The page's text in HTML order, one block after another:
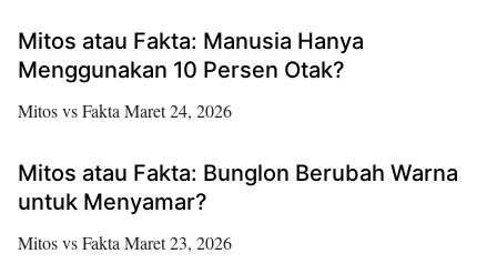
Mitos atau Fakta: Manusia Hanya
Menggunakan 10 Persen Otak?
Mitos vs FaktaMaret 24, 2026
Mitos atau Fakta: Bunglon Berubah Warna
untuk Menyamar?
Mitos vs FaktaMaret 23, 2026